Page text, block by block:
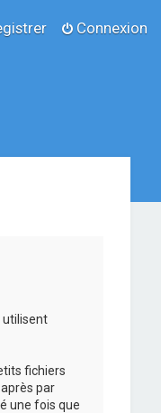
Connexion
utilisent
fichiers
par
une fois que